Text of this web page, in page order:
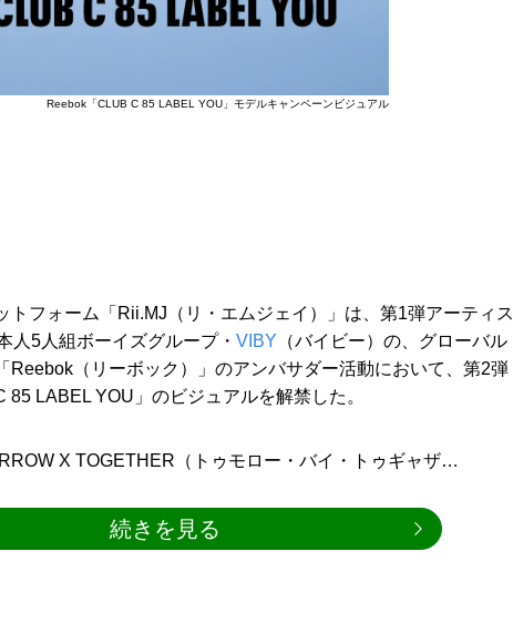
Reebok「CLUB C 85 LABEL YOU」モデルキャンペーンビジュアル
トフォーム「Rii.MJ（リ・エムジェイ）」は、第1弾アーティス
人5人組ボーイズグループ・ VIBY （バイビー）の、グローバル
Reebok（リーボック）」のアンバサダー活動において、第2弾
85 LABEL YOU」のビジュアルを解禁した。
X TOGETHER（トゥモロー・バイ・トゥギャザ…
続きを見る